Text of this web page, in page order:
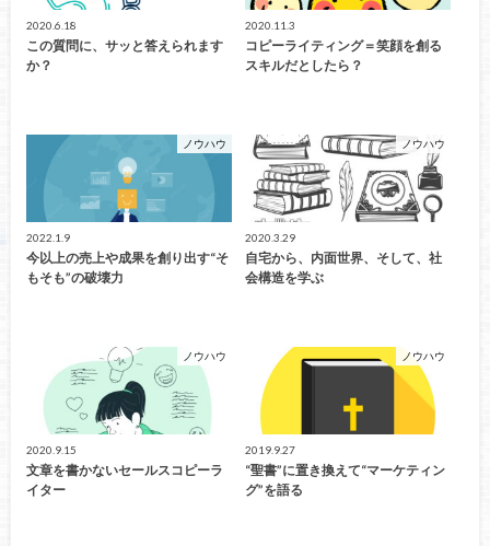
2020.6.18
この質問に、サッと答えられます
か？
2020.11.3
コピーライティング＝笑顔を創る
スキルだとしたら？
ノウハウ
2022.1.9
今以上の売上や成果を創り出す“そ
もそも”の破壊力
ノウハウ
2020.3.29
自宅から、内面世界、そして、社
会構造を学ぶ
ノウハウ
2020.9.15
文章を書かないセールスコピーラ
イター
ノウハウ
2019.9.27
“聖書”に置き換えて“マーケティン
グ”を語る